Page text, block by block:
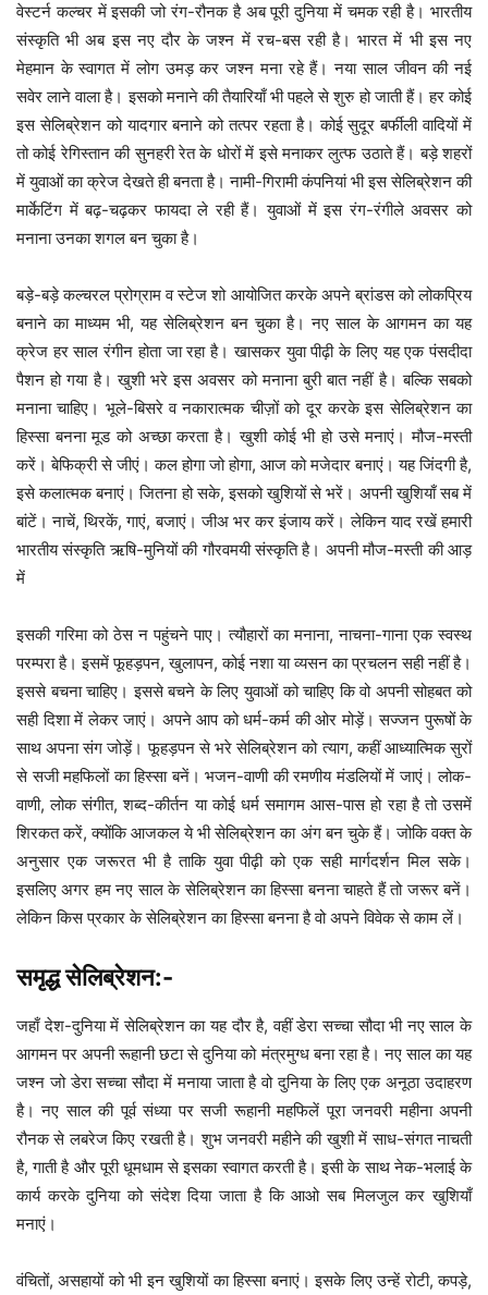
वेस्टर्न कल्चर में इसकी जो रंग-रौनक है अब पूरी दुनिया में चमक रही है। भारतीय
संस्कृति भी अब इस नए दौर के जश्न में रच-बस रही है। भारत में भी इस नए
मेहमान के स्वागत में लोग उमड़ कर जश्न मना रहे हैं। नया साल जीवन की नई
सवेर लाने वाला है। इसको मनाने की तैयारियाँ भी पहले से शुरु हो जाती हैं। हर कोई
इस सेलिब्रेशन को यादगार बनाने को तत्पर रहता है। कोई सुदूर बर्फीली वादियों में
तो कोई रेगिस्तान की सुनहरी रेत के धोरों में इसे मनाकर लुत्फ उठाते हैं। बड़े शहरों
में युवाओं का क्रेज देखते ही बनता है। नामी-गिरामी कंपनियां भी इस सेलिब्रेशन की
मार्केटिंग में बढ़-चढ़कर फायदा ले रही हैं। युवाओं में इस रंग-रंगीले अवसर को
मनाना उनका शगल बन चुका है।
बड़े-बड़े कल्चरल प्रोग्राम व स्टेज शो आयोजित करके अपने ब्रांडस को लोकप्रिय
बनाने का माध्यम भी, यह सेलिब्रेशन बन चुका है। नए साल के आगमन का यह
क्रेज हर साल रंगीन होता जा रहा है। खासकर युवा पीढ़ी के लिए यह एक पंसदीदा
पैशन हो गया है। खुशी भरे इस अवसर को मनाना बुरी बात नहीं है। बल्कि सबको
मनाना चाहिए। भूले-बिसरे व नकारात्मक चीज़ों को दूर करके इस सेलिब्रेशन का
हिस्सा बनना मूड को अच्छा करता है। खुशी कोई भी हो उसे मनाएं। मौज-मस्ती
करें। बेफिक्री से जीएं। कल होगा जो होगा, आज को मजेदार बनाएं। यह जिंदगी है,
इसे कलात्मक बनाएं। जितना हो सके, इसको खुशियों से भरें। अपनी खुशियाँ सब में
बांटें। नाचें, थिरकें, गाएं, बजाएं। जीअ भर कर इंजाय करें। लेकिन याद रखें हमारी
भारतीय संस्कृति ऋषि-मुनियों की गौरवमयी संस्कृति है। अपनी मौज-मस्ती की आड़
में
इसकी गरिमा को ठेस न पहुंचने पाए। त्यौहारों का मनाना, नाचना-गाना एक स्वस्थ
परम्परा है। इसमें फूहड़पन, खुलापन, कोई नशा या व्यसन का प्रचलन सही नहीं है।
इससे बचना चाहिए। इससे बचने के लिए युवाओं को चाहिए कि वो अपनी सोहबत को
सही दिशा में लेकर जाएं। अपने आप को धर्म-कर्म की ओर मोड़ें। सज्जन पुरूषों के
साथ अपना संग जोड़ें। फूहड़पन से भरे सेलिब्रेशन को त्याग, कहीं आध्यात्मिक सुरों
से सजी महफिलों का हिस्सा बनें। भजन-वाणी की रमणीय मंडलियों में जाएं। लोक-
वाणी, लोक संगीत, शब्द-कीर्तन या कोई धर्म समागम आस-पास हो रहा है तो उसमें
शिरकत करें, क्योंकि आजकल ये भी सेलिब्रेशन का अंग बन चुके हैं। जोकि वक्त के
अनुसार एक जरूरत भी है ताकि युवा पीढ़ी को एक सही मार्गदर्शन मिल सके।
इसलिए अगर हम नए साल के सेलिब्रेशन का हिस्सा बनना चाहते हैं तो जरूर बनें।
लेकिन किस प्रकार के सेलिब्रेशन का हिस्सा बनना है वो अपने विवेक से काम लें।
समृद्ध सेलिब्रेशन:-
जहाँ देश-दुनिया में सेलिब्रेशन का यह दौर है, वहीं डेरा सच्चा सौदा भी नए साल के
आगमन पर अपनी रूहानी छटा से दुनिया को मंत्रमुग्ध बना रहा है। नए साल का यह
जश्न जो डेरा सच्चा सौदा में मनाया जाता है वो दुनिया के लिए एक अनूठा उदाहरण
है। नए साल की पूर्व संध्या पर सजी रूहानी महफिलें पूरा जनवरी महीना अपनी
रौनक से लबरेज किए रखती है। शुभ जनवरी महीने की खुशी में साध-संगत नाचती
है, गाती है और पूरी धूमधाम से इसका स्वागत करती है। इसी के साथ नेक-भलाई के
कार्य करके दुनिया को संदेश दिया जाता है कि आओ सब मिलजुल कर खुशियाँ
मनाएं।
वंचितों, असहायों को भी इन खुशियों का हिस्सा बनाएं। इसके लिए उन्हें रोटी, कपड़े,